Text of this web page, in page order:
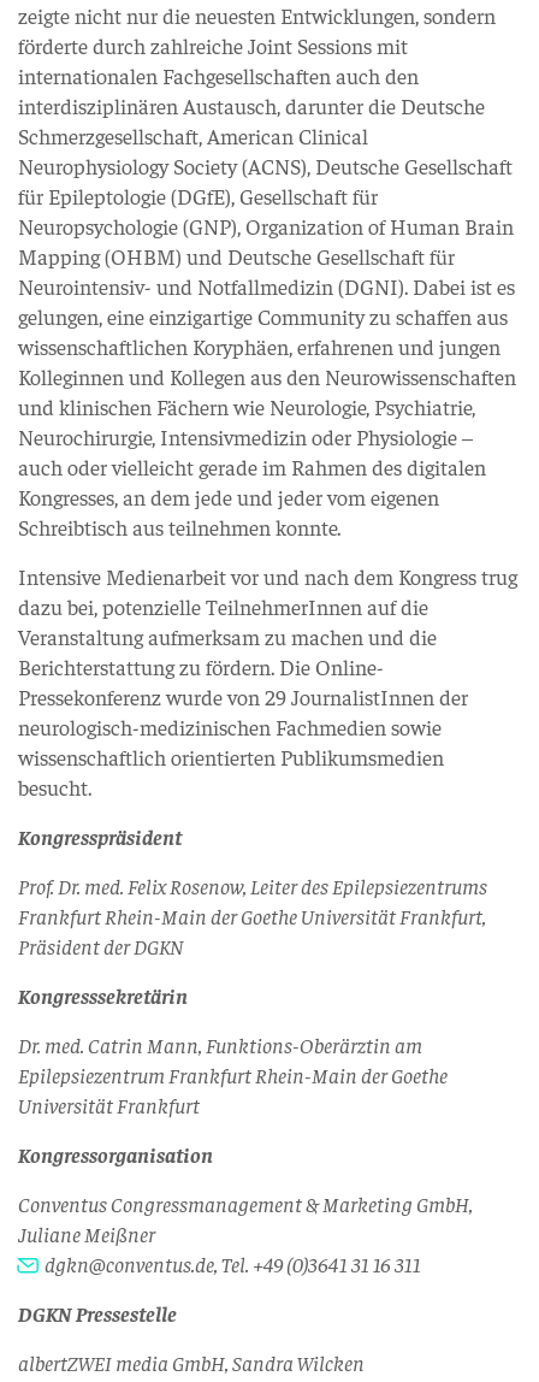
zeigte nicht nur die neuesten Entwicklungen, sondern
förderte durch zahlreiche Joint Sessions mit
internationalen Fachgesellschaften auch den
interdisziplinären Austausch, darunter die Deutsche
Schmerzgesellschaft, American Clinical
Neurophysiology Society (ACNS), Deutsche Gesellschaft
für Epileptologie (DGfE), Gesellschaft für
Neuropsychologie (GNP), Organization of Human Brain
Mapping (OHBM) und Deutsche Gesellschaft für
Neurointensiv- und Notfallmedizin (DGNI). Dabei ist es
gelungen, eine einzigartige Community zu schaffen aus
wissenschaftlichen Koryphäen, erfahrenen und jungen
Kolleginnen und Kollegen aus den Neurowissenschaften
und klinischen Fächern wie Neurologie, Psychiatrie,
Neurochirurgie, Intensivmedizin oder Physiologie –
auch oder vielleicht gerade im Rahmen des digitalen
Kongresses, an dem jede und jeder vom eigenen
Schreibtisch aus teilnehmen konnte.
Intensive Medienarbeit vor und nach dem Kongress trug
dazu bei, potenzielle TeilnehmerInnen auf die
Veranstaltung aufmerksam zu machen und die
Berichterstattung zu fördern. Die Online-
Pressekonferenz wurde von 29 JournalistInnen der
neurologisch-medizinischen Fachmedien sowie
wissenschaftlich orientierten Publikumsmedien
besucht.
Kongresspräsident
Prof. Dr. med. Felix Rosenow, Leiter des Epilepsiezentrums
Frankfurt Rhein-Main der Goethe Universität Frankfurt,
Präsident der DGKN
Kongresssekretärin
Dr. med. Catrin Mann, Funktions-Oberärztin am
Epilepsiezentrum Frankfurt Rhein-Main der Goethe
Universität Frankfurt
Kongressorganisation
Conventus Congressmanagement & Marketing GmbH,
Juliane Meißner
dgkn@conventus.de, Tel. +49 (0)3641 31 16 311
DGKN Pressestelle
albertZWEI media GmbH, Sandra Wilcken